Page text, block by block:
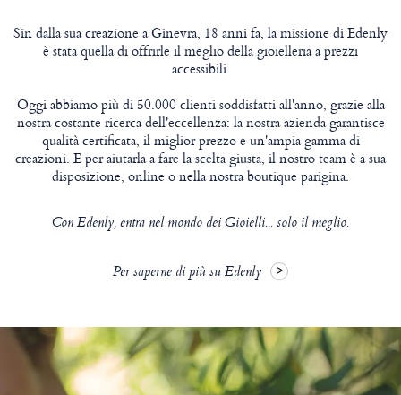
Sin dalla sua creazione a Ginevra, 18 anni fa, la missione di Edenly
è stata quella di offrirle il meglio della gioielleria a prezzi
accessibili.
Oggi abbiamo più di 50.000 clienti soddisfatti all'anno, grazie alla
nostra costante ricerca dell'eccellenza: la nostra azienda garantisce
qualità certificata, il miglior prezzo e un'ampia gamma di
creazioni. E per aiutarla a fare la scelta giusta, il nostro team è a sua
disposizione, online o nella nostra boutique parigina.
Con Edenly, entra nel mondo dei Gioielli... solo il meglio.
Per saperne di più su Edenly